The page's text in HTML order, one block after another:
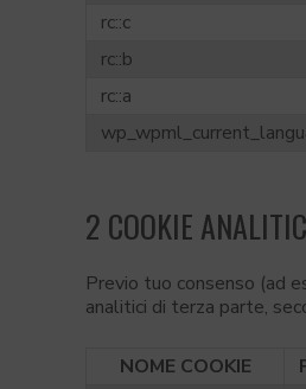
rc::c
rc::b
rc::a
2 COOKIE
Previo tuo consenso (ad
analitici di terza parte,
NOME COOKIE